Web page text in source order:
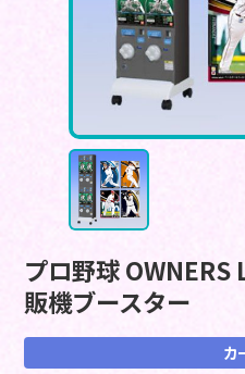
プロ野球 OWNERS
販機ブースター
カ